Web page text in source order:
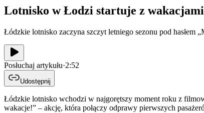
Lotnisko w Łodzi startuje z
Łódzkie lotnisko zaczyna szczyt letniego sezonu pod hasłem
Posłuchaj artykułu·2:52
Udostępnij
Łódzkie lotnisko wchodzi w najgorętszy moment roku z
wakacje!” – akcję, która połączy odprawy pierwszych